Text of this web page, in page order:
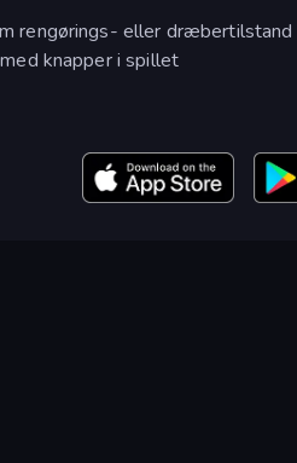
rengørings- eller dræbertilstand
knapper i spillet